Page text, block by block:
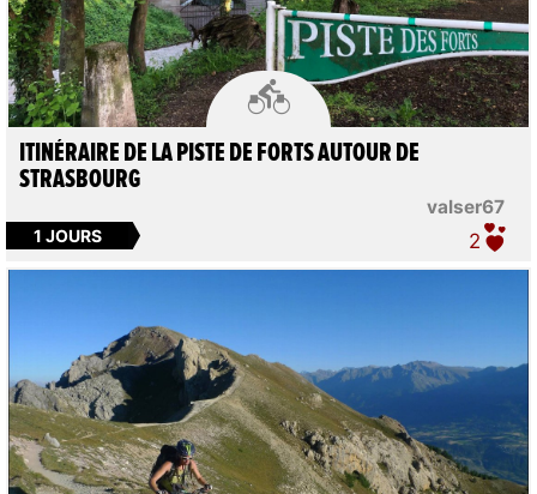

valser67
ITINÉRAIRE DE LA PISTE DE FORTS AUTOUR DE
STRASBOURG
1 JOURS 2